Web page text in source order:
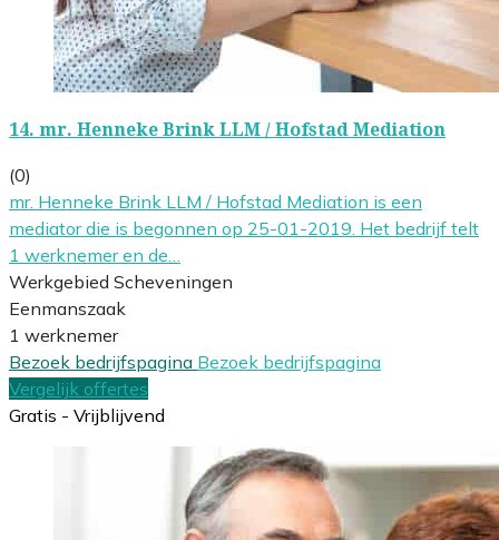
14. mr. Henneke Brink LLM / Hofstad Mediation
(0)
mr. Henneke Brink LLM / Hofstad Mediation is een
mediator die is begonnen op 25-01-2019. Het bedrijf telt
1 werknemer en de…
Werkgebied Scheveningen
Eenmanszaak
1 werknemer
Bezoek bedrijfspagina Bezoek bedrijfspagina
Vergelijk offertes
Gratis - Vrijblijvend